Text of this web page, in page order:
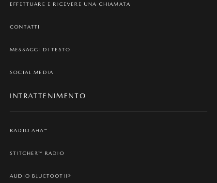
EFFETTUARE E RICEVERE UNA CHIAMATA
CONTATTI
MESSAGGI DI TESTO
SOCIAL MEDIA
INTRATTENIMENTO
RADIO AHA™
STITCHER™ RADIO
AUDIO BLUETOOTH®